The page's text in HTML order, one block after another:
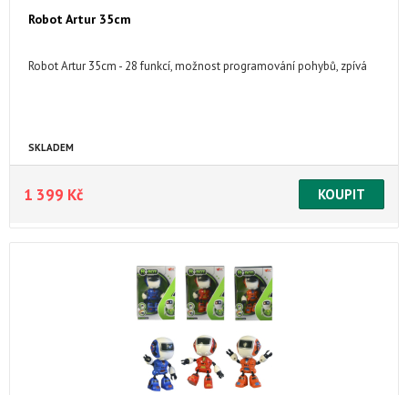
Robot Artur 35cm
Robot Artur 35cm - 28 funkcí, možnost programování pohybů, zpívá
SKLADEM
1 399 Kč